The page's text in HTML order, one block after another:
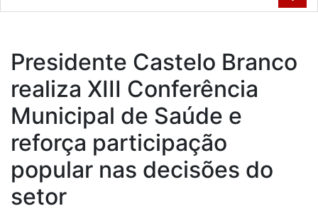
Presidente Castelo Branco
realiza XIII Conferência
Municipal de Saúde e
reforça participação
popular nas decisões do
setor